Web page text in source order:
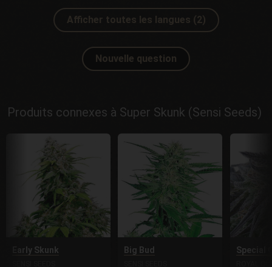
Afficher toutes les langues (2)
Nouvelle question
Produits connexes à Super Skunk (Sensi Seeds)
Early Skunk Big Bud Special